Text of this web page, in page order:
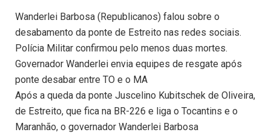
Wanderlei Barbosa (Republicanos) falou sobre o
desabamento da ponte de Estreito nas redes sociais.
Polícia Militar confirmou pelo menos duas mortes.
Governador Wanderlei envia equipes de resgate após
ponte desabar entre TO e o MA
Após a queda da ponte Juscelino Kubitschek de Oliveira,
de Estreito, que fica na BR-226 e liga o Tocantins e o
Maranhão, o governador Wanderlei Barbosa